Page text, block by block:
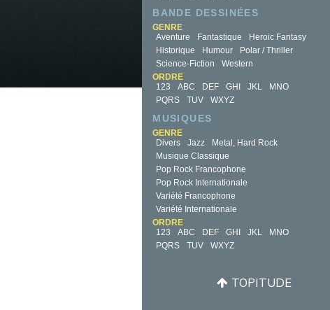
BANDE DESSINÉES
GENRE
Aventure
Fantastique
Heroic Fantasy
Historique
Humour
Polar / Thriller
Science-Fiction
Western
ORDRE
123
ABC DEF GHI JKL
MNO
PQRS
TUV WXYZ
MUSIQUES
GENRE
Divers
Jazz
Metal, Hard Rock
Musique Classique
Pop Rock Francophone
Pop Rock Internationale
Variété Francophone
Variété Internationale
ORDRE
123
ABC DEF GHI JKL
MNO
PQRS
TUV WXYZ
TOPITUDE